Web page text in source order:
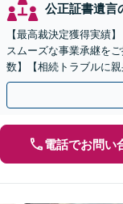
公正証書遺言
【最高裁決定獲得実績
スムーズな事業承継を
数】【相続トラブルに
／遺言書作成も丁寧に
電話でお問い